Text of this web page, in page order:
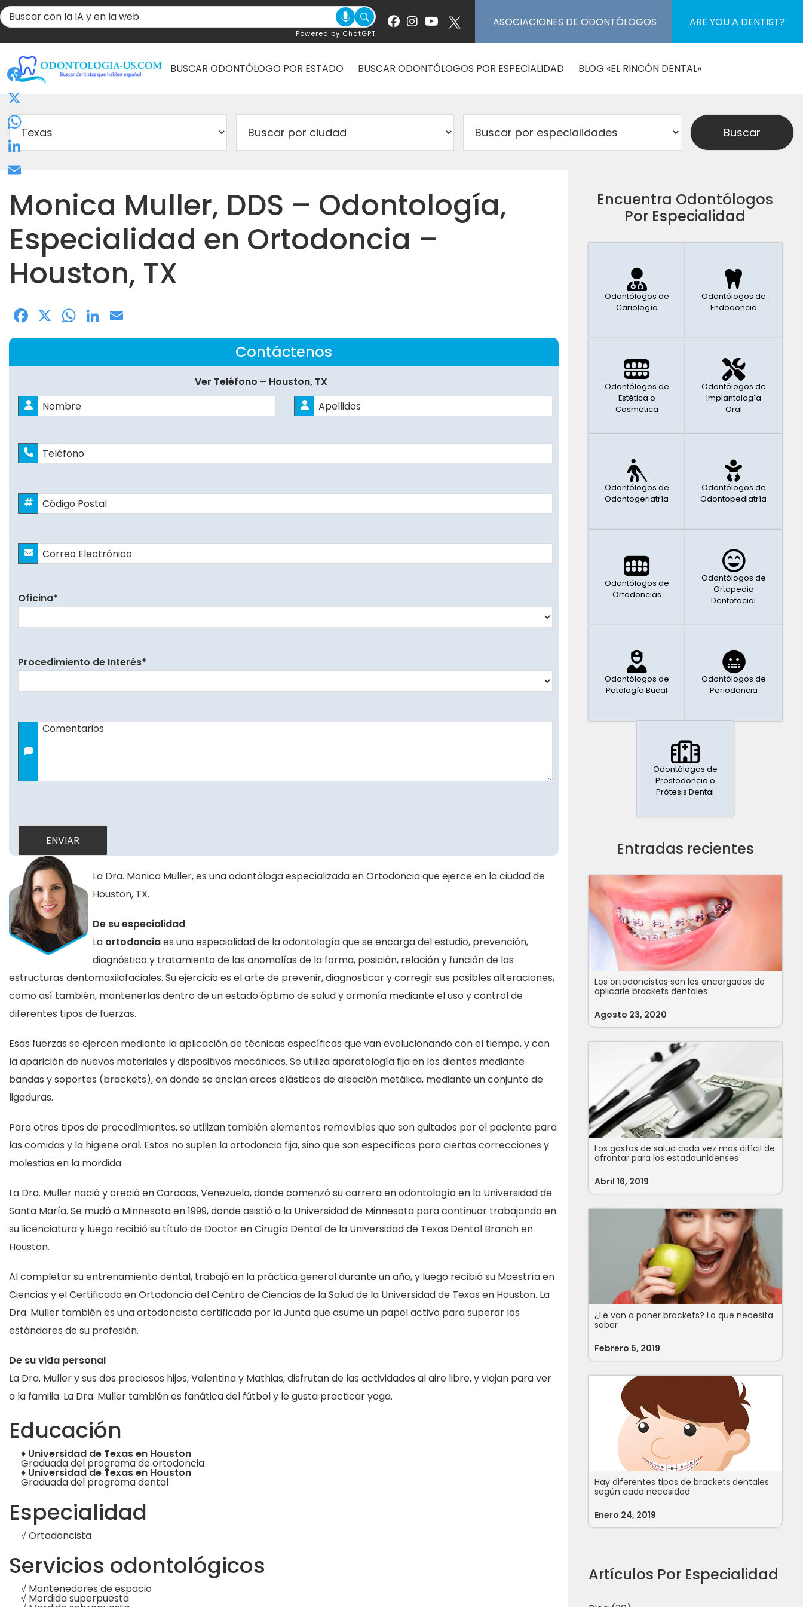
Powered by ChatGPT
ASOCIACIONES DE ODONTÓLOGOS ARE YOU A DENTIST?
BUSCAR ODONTÓLOGO POR ESTADO BUSCAR ODONTÓLOGOS POR ESPECIALIDAD BLOG «EL RINCÓN DENTAL»
Monica Muller, DDS – Odontología,
Especialidad en Ortodoncia –
Houston, TX
Facebook
X WhatsApp
LinkedIn
Contáctenos
Ver Teléfono – Houston, TX
Nombre*
Teléfono
Código
Postal
*
Correo
Electrónico
*
Oficina*
Procedimiento de Interés*
Comentarios
La Dra. Monica Muller, es una odontóloga especializada en Ortodoncia que ejerce en la ciudad de
Houston, TX.
De su especialidad
La ortodonciaes una especialidad de la odontología que se encarga del estudio, prevención,
diagnóstico y tratamiento de las anomalías de la forma, posición, relación y función de las
estructuras dentomaxilofaciales. Su ejercicio es el arte de prevenir, diagnosticar y corregir sus posibles alteraciones,
como así también, mantenerlas dentro de un estado óptimo de salud y armonía mediante el uso y control de
diferentes tipos de fuerzas.
Esas fuerzas se ejercen mediante la aplicación de técnicas específicas que van evolucionando con el tiempo, y con
la aparición de nuevos materiales y dispositivos mecánicos. Se utiliza aparatología fija en los dientes mediante
bandas y soportes (brackets), en donde se anclan arcos elásticos de aleación metálica, mediante un conjunto de
ligaduras.
Para otros tipos de procedimientos, se utilizan también elementos removibles que son quitados por el paciente para
las comidas y la higiene oral. Estos no suplen la ortodoncia fija, sino que son específicas para ciertas correcciones y
molestias en la mordida.
La Dra. Muller nació y creció en Caracas, Venezuela, donde comenzó su carrera en odontología en la Universidad de
Santa María. Se mudó a Minnesota en 1999, donde asistió a la Universidad de Minnesota para continuar trabajando en
su licenciatura y luego recibió su título de Doctor en Cirugía Dental de la Universidad de Texas Dental Branch en
Houston.
Al completar su entrenamiento dental, trabajó en la práctica general durante un año, y luego recibió su Maestría en
Ciencias y el Certificado en Ortodoncia del Centro de Ciencias de la Salud de la Universidad de Texas en Houston. La
Dra. Muller también es una ortodoncista certificada por la Junta que asume un papel activo para superar los
estándares de su profesión.
De su vida personal
La Dra. Muller y sus dos preciosos hijos, Valentina y Mathias, disfrutan de las actividades al aire libre, y viajan para ver
a la familia. La Dra. Muller también es fanática del fútbol y le gusta practicar yoga.
Educación
♦ Universidad de Texas en Houston
Graduada del programa de ortodoncia
♦ Universidad de Texas en Houston
Graduada del programa dental
Especialidad
√ Ortodoncista
Servicios odontológicos
√ Mantenedores de espacio
√ Mordida superpuesta
Encuentra Odontólogos
Por Especialidad
Odontólogos de
Cariología
Odontólogos de
Endodoncia
Odontólogos de
Estética o
Cosmética
Odontólogos de
Implantología
Oral
Odontólogos de
Odontogeriatría
Odontólogos de
Odontopediatría
Odontólogos de
Ortodoncias
Odontólogos de
Ortopedia
Dentofacial
Odontólogos de
Patología Bucal
Odontólogos de
Periodoncia
Odontólogos de
Prostodoncia o
Prótesis Dental
Entradas recientes
Los ortodoncistas son los encargados de
aplicarle brackets dentales
Agosto 23, 2020
Los gastos de salud cada vez mas difícil de
afrontar para los estadounidenses
Abril 16, 2019
¿Le van a poner brackets? Lo que necesita
saber
Febrero 5, 2019
Hay diferentes tipos de brackets dentales
según cada necesidad
Enero 24, 2019
Artículos Por Especialidad
Facebook
X
WhatsApp
LinkedIn